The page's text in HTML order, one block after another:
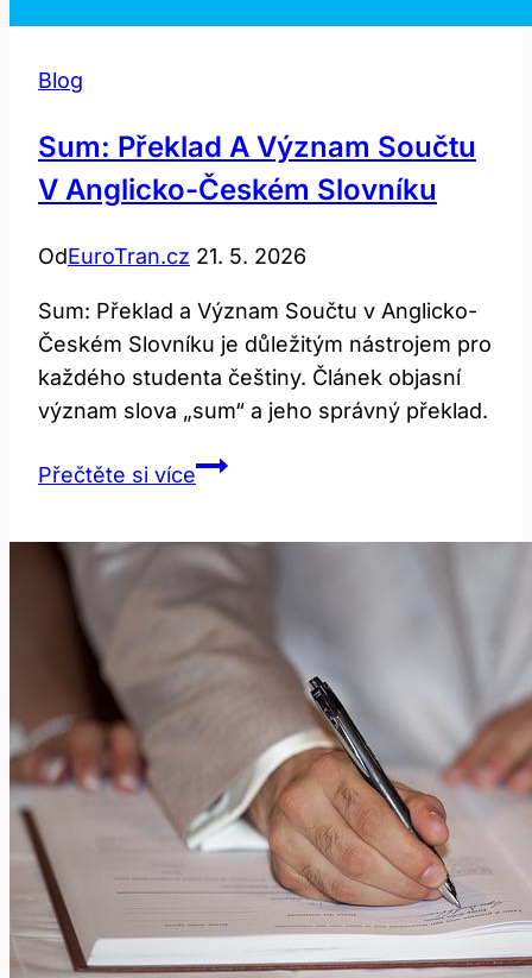
Blog
Sum: Překlad A Význam Součtu
V Anglicko-Českém Slovníku
OdEuroTran.cz 21. 5. 2026
Sum: Překlad a Význam Součtu v Anglicko-
Českém Slovníku je důležitým nástrojem pro
každého studenta češtiny. Článek objasní
význam slova „sum“ a jeho správný překlad.
Přečtěte si víceSum:
Význam
Anglicko-